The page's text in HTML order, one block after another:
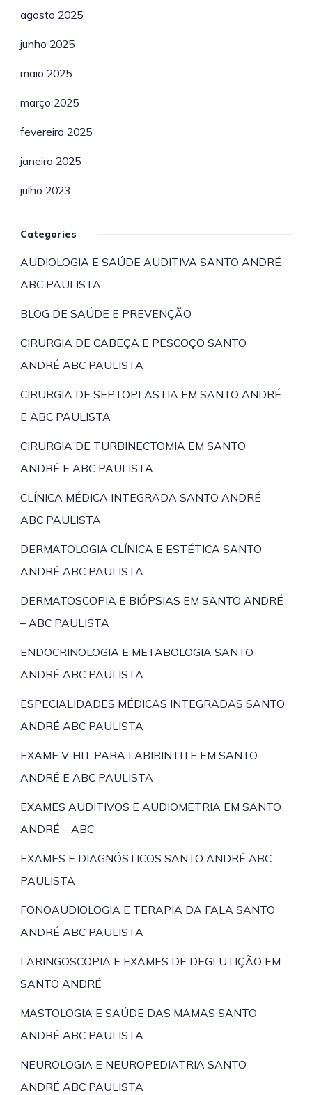
agosto 2025
junho 2025
maio 2025
março 2025
fevereiro 2025
janeiro 2025
julho 2023
Categories
AUDIOLOGIA E SAÚDE AUDITIVA SANTO ANDRÉ
ABC PAULISTA
BLOG DE SAÚDE E PREVENÇÃO
CIRURGIA DE CABEÇA E PESCOÇO SANTO
ANDRÉ ABC PAULISTA
CIRURGIA DE SEPTOPLASTIA EM SANTO ANDRÉ
E ABC PAULISTA
CIRURGIA DE TURBINECTOMIA EM SANTO
ANDRÉ E ABC PAULISTA
CLÍNICA MÉDICA INTEGRADA SANTO ANDRÉ
ABC PAULISTA
DERMATOLOGIA CLÍNICA E ESTÉTICA SANTO
ANDRÉ ABC PAULISTA
DERMATOSCOPIA E BIÓPSIAS EM SANTO ANDRÉ
– ABC PAULISTA
ENDOCRINOLOGIA E METABOLOGIA SANTO
ANDRÉ ABC PAULISTA
ESPECIALIDADES MÉDICAS INTEGRADAS SANTO
ANDRÉ ABC PAULISTA
EXAME V-HIT PARA LABIRINTITE EM SANTO
ANDRÉ E ABC PAULISTA
EXAMES AUDITIVOS E AUDIOMETRIA EM SANTO
ANDRÉ – ABC
EXAMES E DIAGNÓSTICOS SANTO ANDRÉ ABC
PAULISTA
FONOAUDIOLOGIA E TERAPIA DA FALA SANTO
ANDRÉ ABC PAULISTA
LARINGOSCOPIA E EXAMES DE DEGLUTIÇÃO EM
SANTO ANDRÉ
MASTOLOGIA E SAÚDE DAS MAMAS SANTO
ANDRÉ ABC PAULISTA
NEUROLOGIA E NEUROPEDIATRIA SANTO
ANDRÉ ABC PAULISTA